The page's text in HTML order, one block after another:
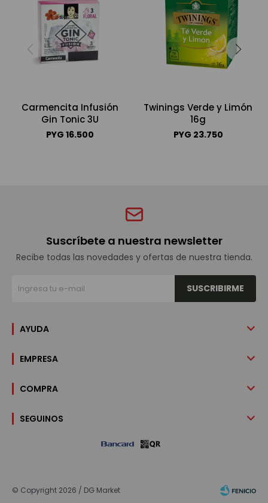
Carmencita Infusión
Gin Tonic 3U
PYG 16.500
Twinings Verde y Limón
16g
PYG 23.750
Suscríbete a nuestra newsletter
Recibe todas las novedades y ofertas de nuestra tienda.
SUSCRIBIRME
AYUDA
EMPRESA
COMPRA
SEGUINOS
© Copyright 2026 / DG Market